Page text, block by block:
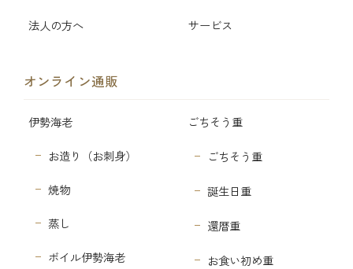
法人の方へ サービス
オンライン通販
伊勢海老
お造り（お刺身）
焼物
蒸し
ボイル伊勢海老
ごちそう重
ごちそう重
誕生日重
還暦重
お食い初め重